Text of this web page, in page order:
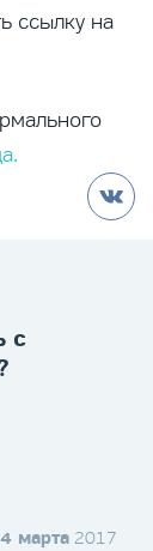
ссылку на
с
марта 2017